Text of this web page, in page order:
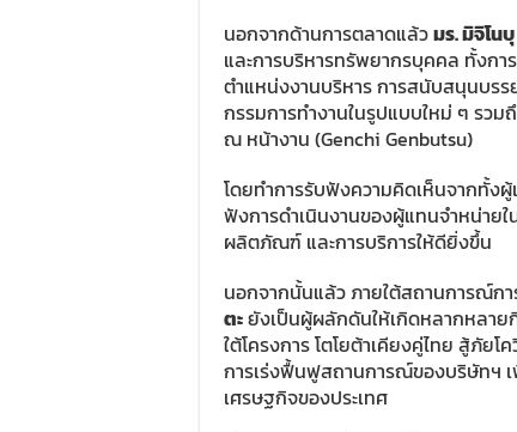
นอกจากด้านการตลาดแล้วมร. มิจิโน
และการบริหารทรัพยากรบุคคล ทั้งก
ตำแหน่งงานบริหาร การสนับสนุนบรร
กรรมการทำงานในรูปแบบใหม่ ๆ รว
ณ หน้างาน (Genchi Genbutsu)
โดยทำการรับฟังความคิดเห็นจากทั้ง
ฟังการดำเนินงานของผู้แทนจำหน่าย
ผลิตภัณฑ์ และการบริการให้ดียิ่งขึ้น
นอกจากนั้นแล้ว ภายใต้สถานการณ์กา
ตะยังเป็นผู้ผลักดันให้เกิดหลากหลา
ใต้โครงการ โตโยต้าเคียงคู่ไทย สู้ภัย
การเร่งฟื้นฟูสถานการณ์ของบริษัทฯ
เศรษฐกิจของประเทศ